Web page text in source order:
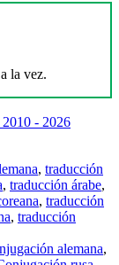
la vez.
- 2026
, traducción
, traducción árabe,
, traducción
, traducción
alemana,